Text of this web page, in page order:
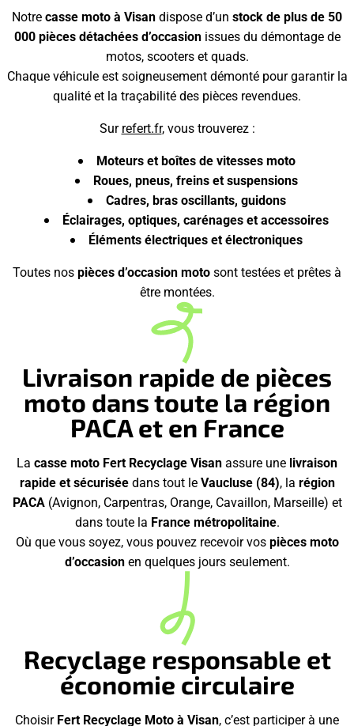
Notrecasse moto à Visandispose d’un stock de plus de 50
000 pièces détachées d’occasionissues du démontage de
motos, scooters et quads.
Chaque véhicule est soigneusement démonté pour garantir la
qualité et la traçabilité des pièces revendues.
Surrefert.fr, vous trouverez :
Moteurs et boîtes de vitesses moto
Roues, pneus, freins et suspensions
Cadres, bras oscillants, guidons
Éclairages, optiques, carénages et accessoires
Éléments électriques et électroniques
Toutes nospièces d’occasion motosont testées et prêtes à
être montées.
Livraison rapide de pièces
moto dans toute la région
PACA et en France
La casse moto Fert Recyclage Visanassure une livraison
rapide et sécuriséedans tout leVaucluse (84), la région
PACA(Avignon, Carpentras, Orange, Cavaillon, Marseille) et
dans toute la France métropolitaine.
Où que vous soyez, vous pouvez recevoir vospièces moto
d’occasionen quelques jours seulement.
Recyclage responsable et
économie circulaire
ChoisirFert Recyclage Moto à Visan, c’est participer à une